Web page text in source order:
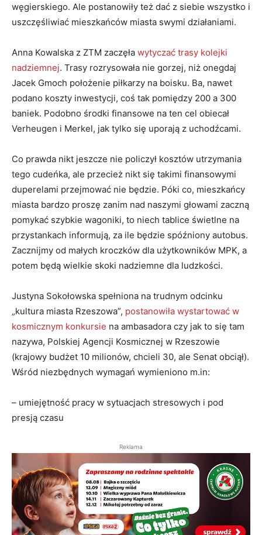
węgierskiego. Ale postanowiły też dać z siebie wszystko i
uszczęśliwiać mieszkańców miasta swymi działaniami.
Anna Kowalska z ZTM zaczęła wytyczać trasy kolejki
nadziemnej. Trasy rozrysowała nie gorzej, niż onegdaj
Jacek Gmoch położenie piłkarzy na boisku. Ba, nawet
podano koszty inwestycji, coś tak pomiędzy 200 a 300
baniek. Podobno środki finansowe na ten cel obiecał
Verheugen i Merkel, jak tylko się uporają z uchodźcami.
Co prawda nikt jeszcze nie policzył kosztów utrzymania
tego cudeńka, ale przecież nikt się takimi finansowymi
duperelami przejmować nie będzie. Póki co, mieszkańcy
miasta bardzo proszę zanim nad naszymi głowami zaczną
pomykać szybkie wagoniki, to niech tablice świetlne na
przystankach informują, za ile będzie spóźniony autobus.
Zacznijmy od małych kroczków dla użytkowników MPK, a
potem będą wielkie skoki nadziemne dla ludzkości.
Justyna Sokołowska spełniona na trudnym odcinku
„kultura miasta Rzeszowa”, postanowiła wystartować w
kosmicznym konkursie na ambasadora czy jak to się tam
nazywa, Polskiej Agencji Kosmicznej w Rzeszowie
(krajowy budżet 10 milionów, chcieli 30, ale Senat obciął).
Wśród niezbędnych wymagań wymieniono m.in:
– umiejętność pracy w sytuacjach stresowych i pod
presją czasu
Reklama